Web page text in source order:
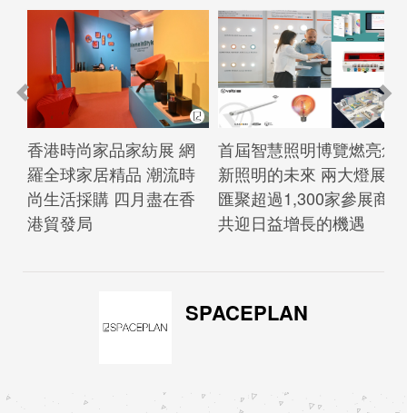
香港時尚家品家紡展 網
羅全球家居精品 潮流時
尚生活採購 四月盡在香
港貿發局
首屆智慧照明博覽燃亮創
新照明的未來 兩大燈展
匯聚超過1,300家參展商
共迎日益增長的機遇
SPACEPLAN